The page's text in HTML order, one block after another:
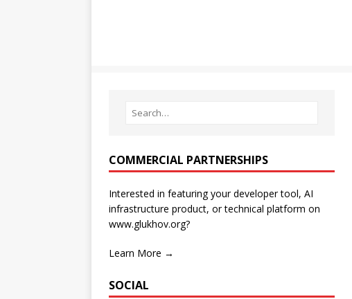
COMMERCIAL PARTNERSHIPS
Interested in featuring your developer tool, AI
infrastructure product, or technical platform on
www.glukhov.org?
Learn More →
SOCIAL